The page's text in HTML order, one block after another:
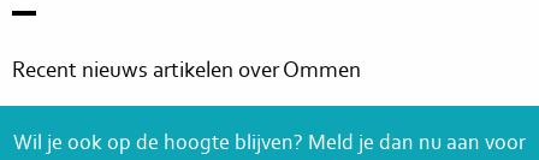
Recent nieuws artikelen over Ommen
Wil je ook op de hoogte blijven? Meld je dan nu aan voor